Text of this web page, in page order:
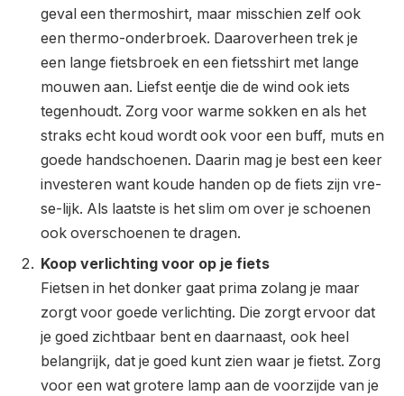
geval een thermoshirt, maar misschien zelf ook
een thermo-onderbroek. Daaroverheen trek je
een lange fietsbroek en een fietsshirt met lange
mouwen aan. Liefst eentje die de wind ook iets
tegenhoudt. Zorg voor warme sokken en als het
straks echt koud wordt ook voor een buff, muts en
goede handschoenen. Daarin mag je best een keer
investeren want koude handen op de fiets zijn vre-
se-lijk. Als laatste is het slim om over je schoenen
ook overschoenen te dragen.
Koop verlichting voor op je fiets
Fietsen in het donker gaat prima zolang je maar
zorgt voor goede verlichting. Die zorgt ervoor dat
je goed zichtbaar bent en daarnaast, ook heel
belangrijk, dat je goed kunt zien waar je fietst. Zorg
voor een wat grotere lamp aan de voorzijde van je